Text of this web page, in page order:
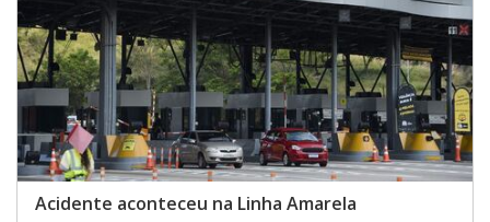
Acidente aconteceu na Linha Amarela